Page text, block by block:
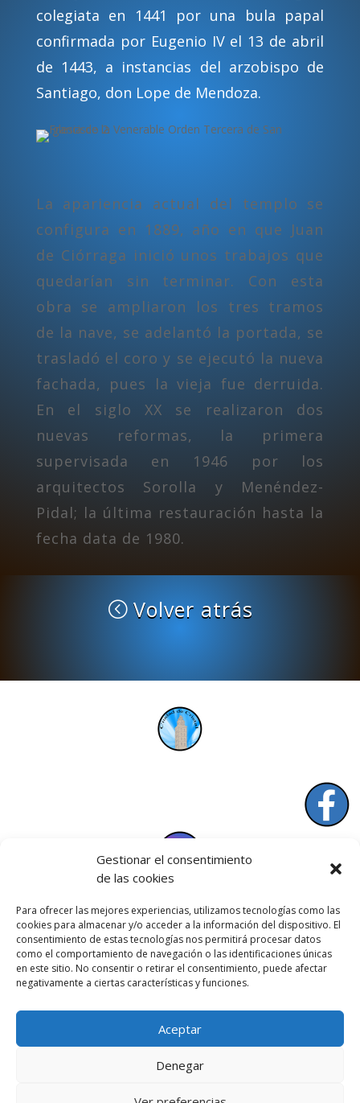
Gestionar el consentimiento
de las cookies
Para ofrecer las mejores experiencias, utilizamos tecnologías como las
cookies para almacenar y/o acceder a la información del dispositivo. El
consentimiento de estas tecnologías nos permitirá procesar datos
como el comportamiento de navegación o las identificaciones únicas
en este sitio. No consentir o retirar el consentimiento, puede afectar
negativamente a ciertas características y funciones.
Aceptar
Denegar
colegiata en 1441 por una bula papal
confirmada por Eugenio IV el 13 de abril
de 1443, a instancias del arzobispo de
Santiago, don Lope de Mendoza.
La apariencia actual del templo se
configura en 1889, año en que Juan
de Ciórraga inició unos trabajos que
quedarían sin terminar. Con esta
obra se ampliaron los tres tramos
de la nave, se adelantó la portada, se
trasladó el coro y se ejecutó la nueva
fachada, pues la vieja fue derruida.
En el siglo XX se realizaron dos
nuevas reformas, la primera
supervisada en 1946 por los
arquitectos Sorolla y Menéndez-
Pidal; la última restauración hasta la
fecha data de 1980.
Volver atrás